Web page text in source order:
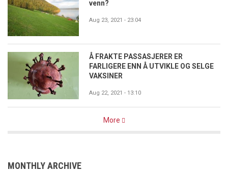
venn?
Aug 23, 2021 - 23:04
Å FRAKTE PASSASJERER ER
FARLIGERE ENN Å UTVIKLE OG SELGE
VAKSINER
Aug 22, 2021 - 13:10
More
MONTHLY ARCHIVE